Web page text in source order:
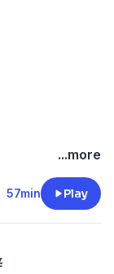
...more
57min Play